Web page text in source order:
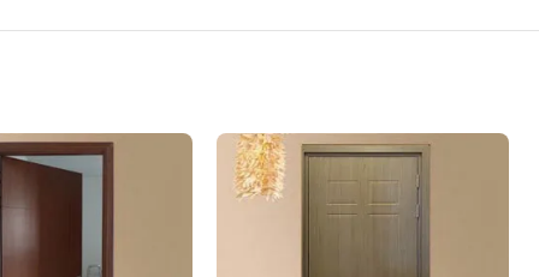
công trình